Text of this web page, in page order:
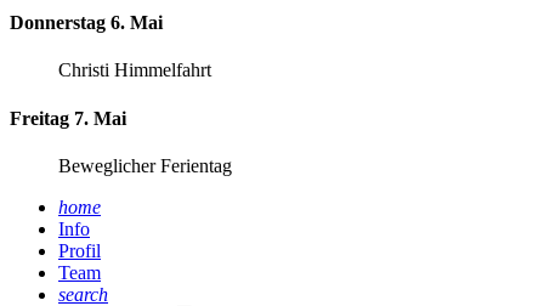
Donnerstag 6. Mai
Christi Himmelfahrt
Freitag 7. Mai
Beweglicher Ferientag
home
Info
Profil
Team
search